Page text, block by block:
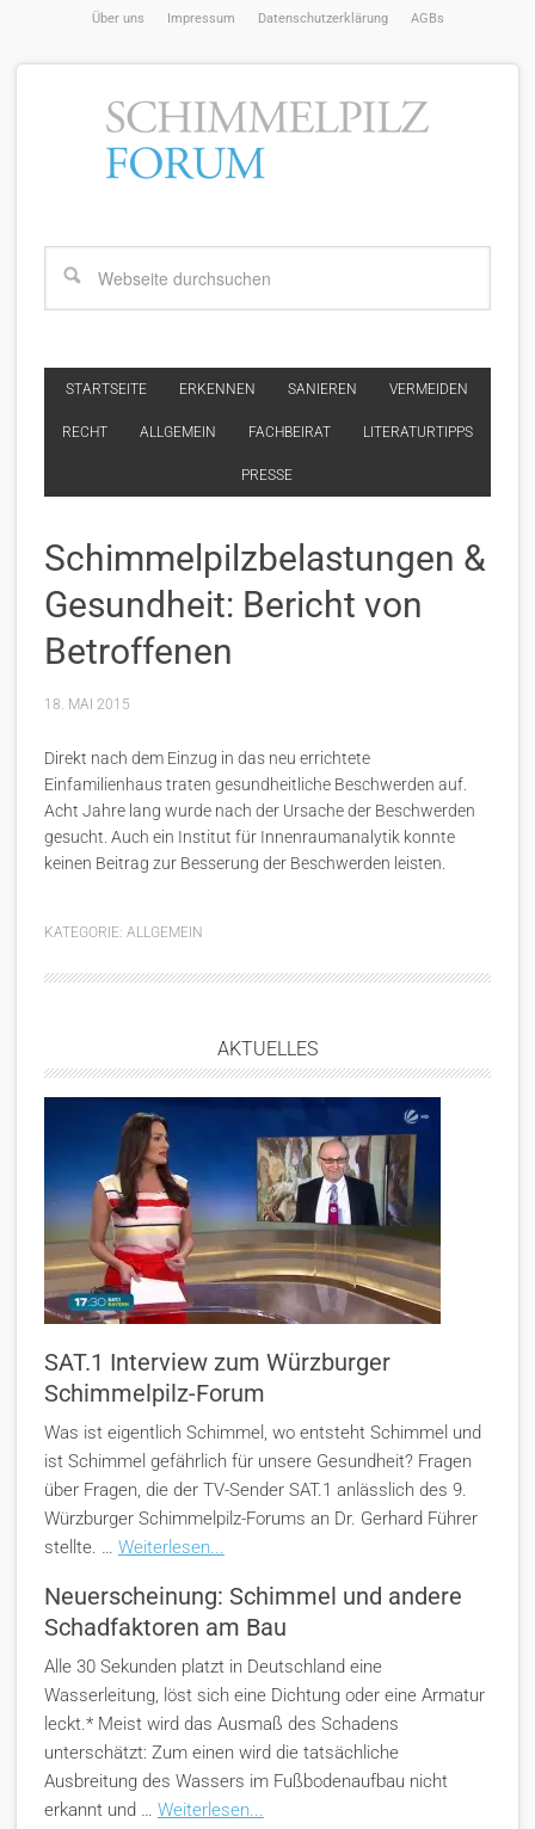
Über uns Impressum Datenschutzerklärung AGBs
STARTSEITE ERKENNEN SANIEREN VERMEIDEN
RECHT ALLGEMEIN FACHBEIRAT LITERATURTIPPS
PRESSE
Schimmelpilzbelastungen &
Gesundheit: Bericht von
Betroffenen
18. MAI 2015
Direkt nach dem Einzug in das neu errichtete
Einfamilienhaus traten gesundheitliche Beschwerden auf.
Acht Jahre lang wurde nach der Ursache der Beschwerden
gesucht. Auch ein Institut für Innenraumanalytik konnte
keinen Beitrag zur Besserung der Beschwerden leisten.
KATEGORIE: ALLGEMEIN
AKTUELLES
SAT.1 Interview zum Würzburger
Schimmelpilz-Forum
Was ist eigentlich Schimmel, wo entsteht Schimmel und
ist Schimmel gefährlich für unsere Gesundheit? Fragen
über Fragen, die der TV-Sender SAT.1 anlässlich des 9.
Würzburger Schimmelpilz-Forums an Dr. Gerhard Führer
stellte. … Weiterlesen...
Neuerscheinung: Schimmel und andere
Schadfaktoren am Bau
Alle 30 Sekunden platzt in Deutschland eine
Wasserleitung, löst sich eine Dichtung oder eine Armatur
leckt.* Meist wird das Ausmaß des Schadens
unterschätzt: Zum einen wird die tatsächliche
Ausbreitung des Wassers im Fußbodenaufbau nicht
erkannt und … Weiterlesen...